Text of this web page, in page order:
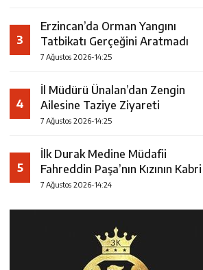
3
Erzincan’da Orman Yangını
Tatbikatı Gerçeğini Aratmadı
7 Ağustos 2026-14:25
4
İl Müdürü Ünalan’dan Zengin
Ailesine Taziye Ziyareti
7 Ağustos 2026-14:25
5
İlk Durak Medine Müdafii
Fahreddin Paşa’nın Kızının Kabri
7 Ağustos 2026-14:24